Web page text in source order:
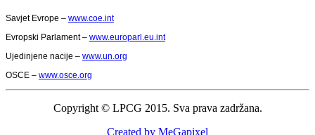
Savjet Evrope – www.coe.int
Evropski Parlament – www.europarl.eu.int
Ujedinjene nacije – www.un.org
OSCE – www.osce.org
Copyright © LPCG 2015. Sva prava zadržana.
Created by MeGapixel